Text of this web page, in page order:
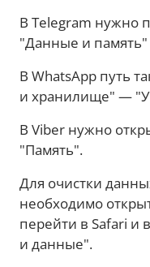
В Telegram нужно
"Данные и
В WhatsApp путь
и хранилище" —
В Viber нужно
"Память".
Для очистки
необходимо
перейти в Safari и
и данные".